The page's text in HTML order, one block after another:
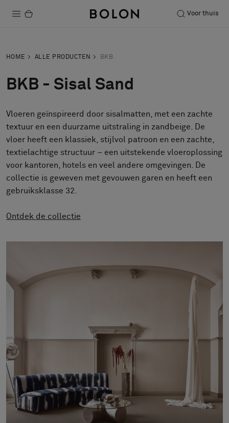
Voor thuis
Duurzaamheid
Installatie
Onderhoud
Samenwerkingen met Designers
Over ons
Pattern Tile Tool
HOME ALLE PRODUCTEN BKB
BKB - Sisal Sand
Vloeren geïnspireerd door sisalmatten, met een zachte
textuur en een duurzame uitstraling in zandbeige. De
vloer heeft een klassiek, stijlvol patroon en een zachte,
textielachtige structuur – een uitstekende vloeroplossing
voor kantoren, hotels en veel andere omgevingen. De
collectie is geweven met gevouwen garen en heeft een
gebruiksklasse 32.
Ontdek de collectie